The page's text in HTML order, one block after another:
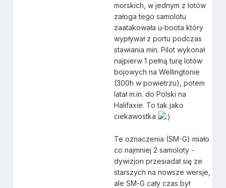
morskich, w jednym z lotów
załoga tego samolotu
zaatakowała u-boota który
wypływał z portu podczas
stawiania min. Pilot wykonał
najpierw 1 pełną turę lotów
bojowych na Wellingtonie
(300h w powietrzu), potem
latał m.in. do Polski na
Halifaxie. To tak jako
ciekawostka
Te oznaczenia (SM-G) miało
co najmniej 2 samoloty -
dywizjon przesiadał się ze
starszych na nowsze wersje,
ale SM-G cały czas był